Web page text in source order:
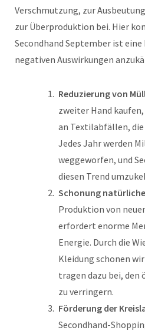
Verschmutzung, zur
zur Überproduktion bei. Hier
Secondhand September ist
negativen Auswirkungen
Reduzierung von
zweiter Hand
an Textilabfällen,
Jedes Jahr werden
weggeworfen, und
diesen Trend
Schonung
Produktion von
erfordert enorme
Energie. Durch die
Kleidung schonen
tragen dazu bei, den
zu verringern.
Förderung der
Secondhand-